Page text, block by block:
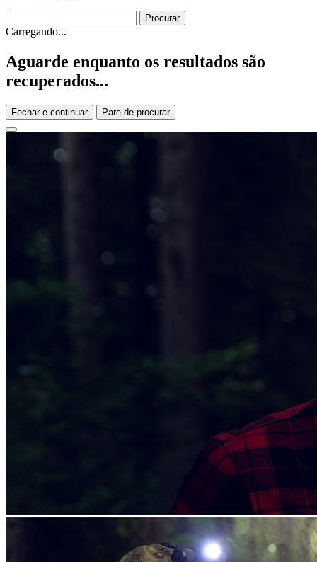
Carregando...
Aguarde enquanto os resultados são
recuperados...
Fechar e continuar Pare de procurar